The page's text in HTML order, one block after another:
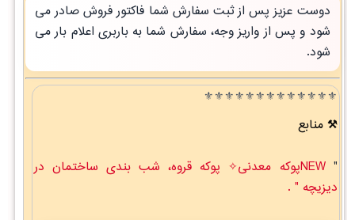
دوست عزیز پس از ثبت سفارش شما فاکتور فروش صادر می
شود و پس از واریز وجه، سفارش شما به باربری اعلام بار می
شود.
⚜️⚜️⚜️⚜️⚜️⚜️⚜️⚜️⚜️⚜️⚜️⚜️⚜️
منابع
"
NEWپوکه معدنی✧ پوکه قروه، شب بندی ساختمان در
ديزيچه " .